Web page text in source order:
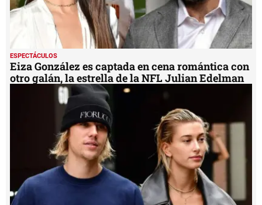
ESPECTÁCULOS
Eiza González es captada en cena romántica con
otro galán, la estrella de la NFL Julian Edelman